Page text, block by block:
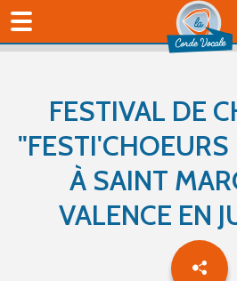
FESTIVAL DE
À SAINT
VALENCE EN